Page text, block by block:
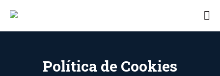
Camping
Agrandella
Camping
en
Política de Cookies